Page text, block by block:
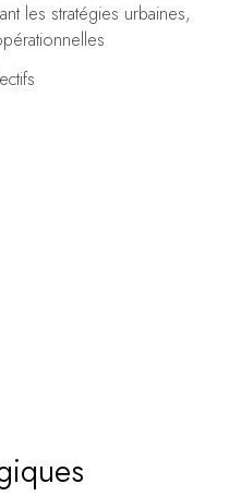
les stratégies urbaines,